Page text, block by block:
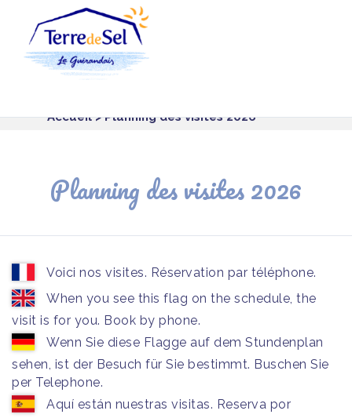
Accueil> Planning des visites 2026
Planning des visites 2026
Voici nos visites. Réservation par téléphone.
When you see this flag on the schedule, the
visit is for you. Book by phone.
Wenn Sie diese Flagge auf dem Stundenplan
sehen, ist der Besuch für Sie bestimmt. Buschen Sie
per Telephone.
Aquí están nuestras visitas. Reserva por
Panneau de gestion des cookies